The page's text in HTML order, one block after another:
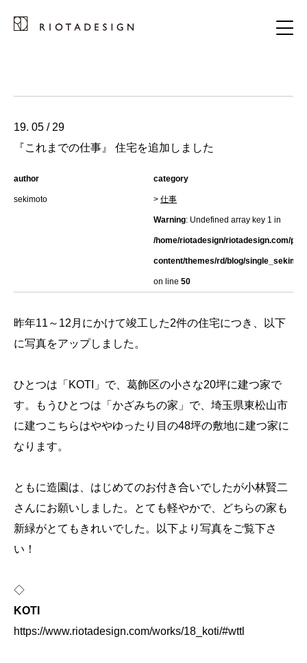
19. 05 / 29
『これまでの仕事』 住宅を追加しました
author
sekimoto
category
> 仕事
Warning: Undefined array key 1 in
/home/riotadesign/riotadesign.com/
content/themes/rd/blog/
on line 50
昨年11～12月にかけて竣工した2件の住宅につき、以下
に写真をアップしました。
ひとつは「KOTI」で、葛飾区の小さな20坪に建つ家で
す。もうひとつは「かざみちの家」で、埼玉県東松山市
に建つこちらはややゆったり目の48坪の敷地に建つ家に
なります。
ともに造園は、はじめてのお付き合いでしたが小林賢二
さんにお願いしました。とても軽やかで、どちらの家も
新緑がとてもきれいでした。以下より写真をご覧下さ
い！
◇
KOTI
https://www.riotadesign.com/works/18_koti/#wttl